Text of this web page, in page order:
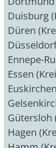
Duisburg
Düren
Ennepe-
Essen
Gütersloh
Hagen